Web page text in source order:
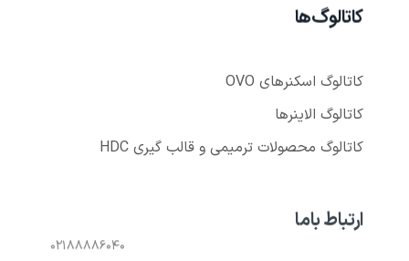
کاتالوگ‌ها
کاتالوگ اسکنر‌های OVO
کاتالوگ الاینر‌ها
کاتالوگ محصولات ترمیمی و قالب گیری HDC
ارتباط باما
۰۲۱۸۸۸۸۶۰۴۰